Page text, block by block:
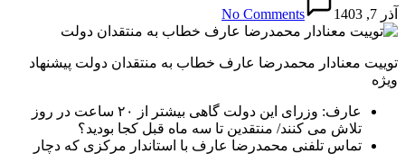
آذر 7, 1403 No Comments
توییت معنادار محمدرضا عارف خطاب به منتقدان دولت پیشنهاد
ویژه
عارف: وزرای این دولت گاهی بیشتر از ۲۰ ساعت در روز
تلاش می کنند/ منتقدین تا سه ماه قبل کجا بودید؟
تماس تلفنی محمدرضا عارف با استاندار مرکزی که دچار